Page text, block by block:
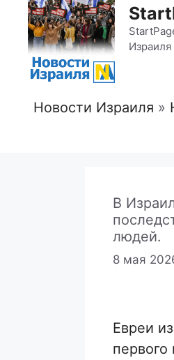
Новости Израиля »
В
людей.
8 мая
Евреи
первого